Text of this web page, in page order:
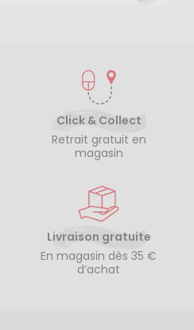
Click & Collect
Retrait gratuit en
magasin
Livraison gratuite
En magasin dès 35 €
d’achat